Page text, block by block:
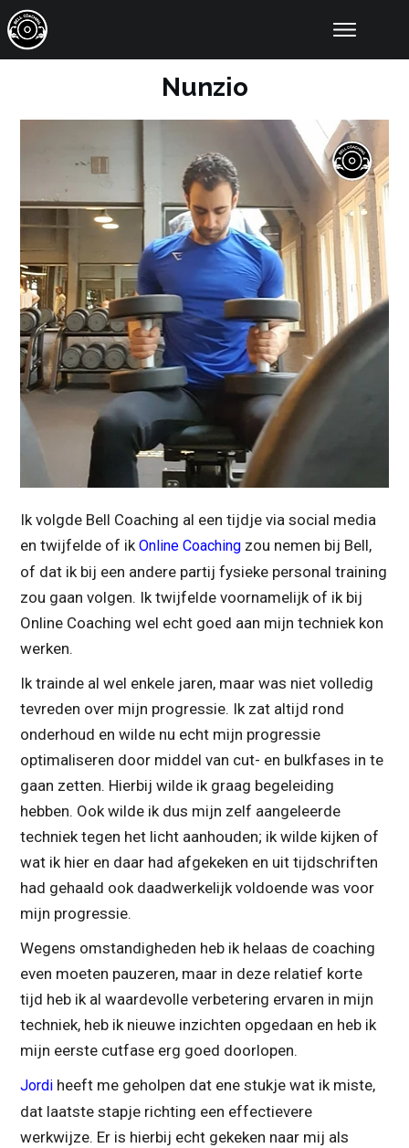
Online Coaching
Tools
Artikelen
Over Ons
Contact
Nunzio
Ik volgde Bell Coaching al een tijdje via social media
en twijfelde of ikOnline Coaching zou nemen bij Bell,
of dat ik bij een andere partij fysieke personal training
zou gaan volgen. Ik twijfelde voornamelijk of ik bij
Online Coaching wel echt goed aan mijn techniek kon
werken.
Ik trainde al wel enkele jaren, maar was niet volledig
tevreden over mijn progressie. Ik zat altijd rond
onderhoud en wilde nu echt mijn progressie
optimaliseren door middel van cut- en bulkfases in te
gaan zetten. Hierbij wilde ik graag begeleiding
hebben. Ook wilde ik dus mijn zelf aangeleerde
techniek tegen het licht aanhouden; ik wilde kijken of
wat ik hier en daar had afgekeken en uit tijdschriften
had gehaald ook daadwerkelijk voldoende was voor
mijn progressie.
Wegens omstandigheden heb ik helaas de coaching
even moeten pauzeren, maar in deze relatief korte
tijd heb ik al waardevolle verbetering ervaren in mijn
techniek, heb ik nieuwe inzichten opgedaan en heb ik
mijn eerste cutfase erg goed doorlopen.
Jordi heeft me geholpen dat ene stukje wat ik miste,
dat laatste stapje richting een effectievere
werkwijze. Er is hierbij echt gekeken naar mij als